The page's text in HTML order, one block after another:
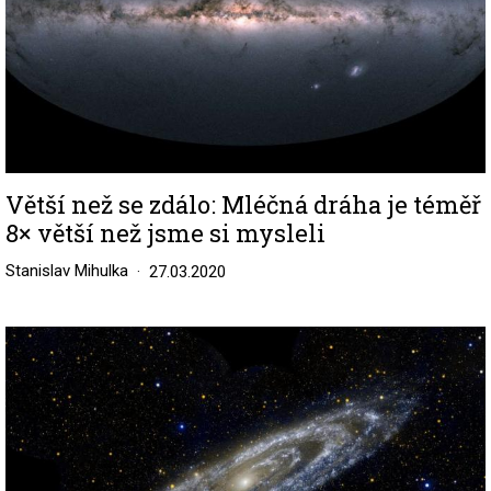
Větší než se zdálo: Mléčná dráha je téměř
8× větší než jsme si mysleli
Stanislav Mihulka 27.03.2020
Image